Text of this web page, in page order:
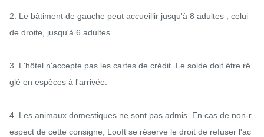
2. Le bâtiment de gauche peut accueillir jusqu'à 8 adultes ; celui
de droite, jusqu'à 6 adultes.
3. L'hôtel n'accepte pas les cartes de crédit. Le solde doit être ré
glé en espèces à l'arrivée.
4. Les animaux domestiques ne sont pas admis. En cas de non-r
espect de cette consigne, Looft se réserve le droit de refuser l'ac